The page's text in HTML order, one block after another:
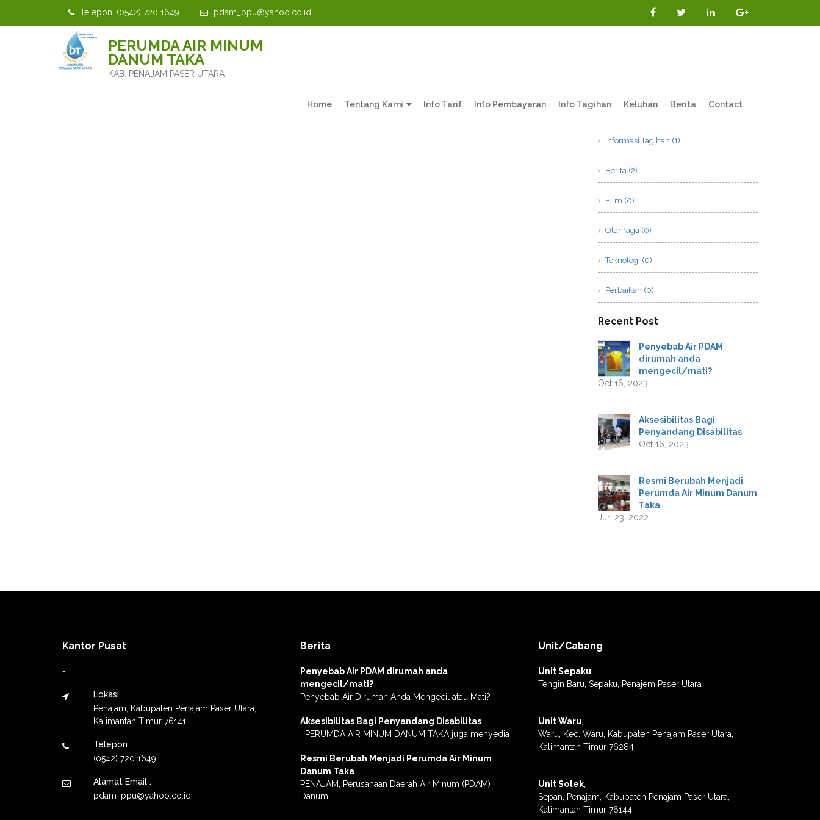
Telepon: (0542) 720 1649 pdam_ppu@yahoo.co.id
PERUMDA AIR MINUM
DANUM TAKA
KAB. PENAJAM PASER UTARA
Home Tentang Kami Info Tarif Info Pembayaran Info Tagihan Keluhan Berita Contact
Informasi Tagihan (1)
Berita (2)
Film (0)
Olahraga (0)
Teknologi (0)
Perbaikan (0)
Recent Post
Penyebab Air PDAM
dirumah anda
mengecil/mati?
Oct 16, 2023
Aksesibilitas Bagi
Penyandang Disabilitas
Oct 16, 2023
Resmi Berubah Menjadi
Perumda Air Minum Danum
Taka
Jun 23, 2022
Kantor Pusat
-
Lokasi
Penajam, Kabupaten Penajam Paser Utara,
Kalimantan Timur 76141
Telepon :
(0542) 720 1649
Alamat Email :
pdam_ppu@yahoo.co.id
Berita
Penyebab Air PDAM dirumah anda
mengecil/mati?
Penyebab Air Dirumah Anda Mengecil atau Mati?
Aksesibilitas Bagi Penyandang Disabilitas
PERUMDA AIR MINUM DANUM TAKA juga menyedia
Resmi Berubah Menjadi Perumda Air Minum
Danum Taka
PENAJAM, Perusahaan Daerah Air Minum (PDAM)
Danum
Unit/Cabang
Unit Sepaku
Tengin Baru, Sepaku, Penajem Paser Utara
-
Unit Waru
Waru, Kec. Waru, Kabupaten Penajam Paser Utara,
Kalimantan Timur 76284
-
Unit Sotek
Sepan, Penajam, Kabupaten Penajam Paser Utara,
Kalimantan Timur 76144